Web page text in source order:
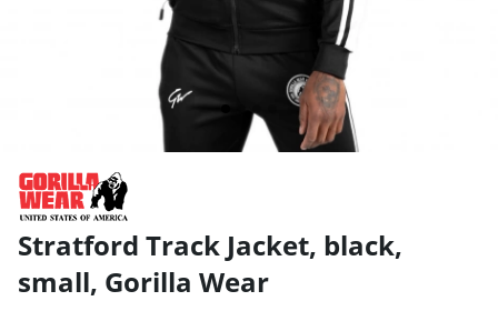
Stratford Track Jacket, black,
small, Gorilla Wear